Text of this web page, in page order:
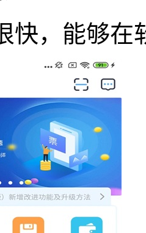
快，能够